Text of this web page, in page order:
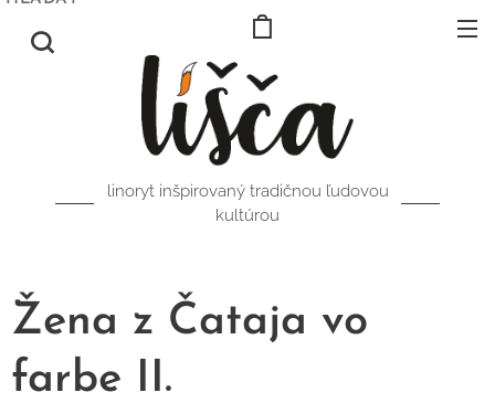
linoryt inšpirovaný tradičnou ľudovou
kultúrou
Žena z Čataja vo
farbe II.